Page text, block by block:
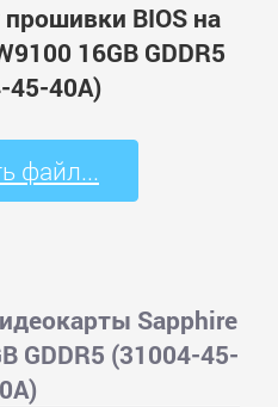
BIOS на
16GB GDDR5
45-40A)
файл...
Sapphire
GDDR5 (31004-45-